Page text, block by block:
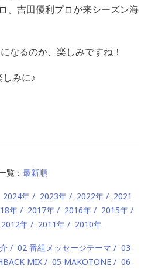
、吉田優利プロが来シーズン海
なるのか、楽しみですね！
みに♪
覧： 最新順
2024年 2023年 2022年
2021
年 2017年 2016年
2015年
2012年 2011年 2010年
02 番組メッセージテーマ
03
MIX 05 MAKOTONE
06